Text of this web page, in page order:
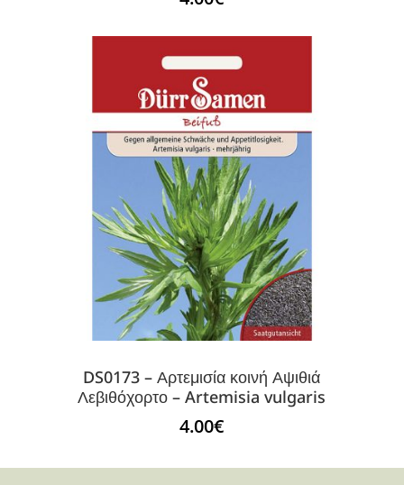
DS0173 – Αρτεμισία κοινή Αψιθιά
Λεβιθόχορτο – Artemisia vulgaris
4.00€